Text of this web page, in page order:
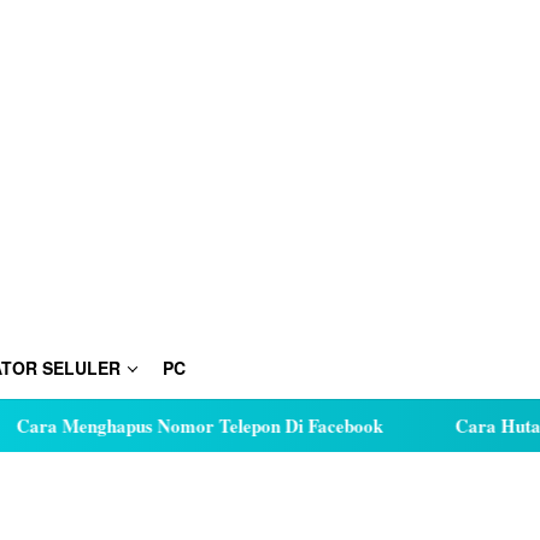
SELULER PC
Menghapus Nomor Telepon Di Facebook Cara Hutang